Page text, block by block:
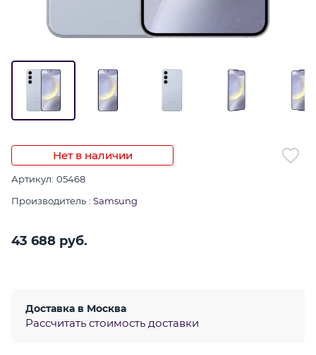
Нет в наличии
Артикул: 05468
Производитель : Samsung
43 688 руб.
Доставка в Москва
Рассчитать стоимость доставки